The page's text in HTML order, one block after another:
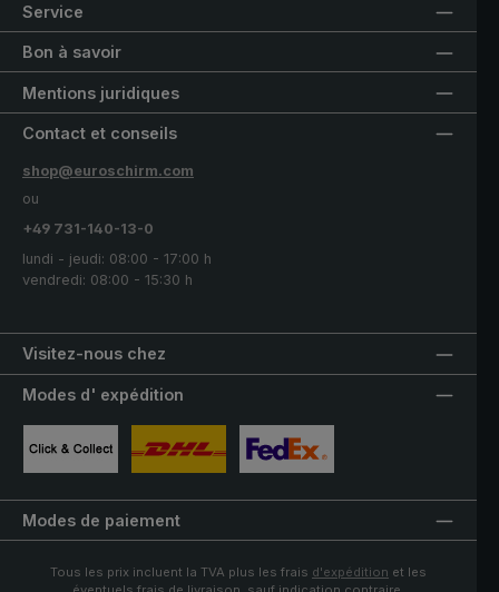
Service
Bon à savoir
Mentions juridiques
Visitez-nous chez
Contact et conseils
shop@euroschirm.com
ou
+49 731-140-13-0
lundi - jeudi: 08:00 - 17:00 h
vendredi: 08:00 - 15:30 h
Modes d' expédition
Modes de paiement
Tous les prix incluent la TVA plus les frais d'expédition et les